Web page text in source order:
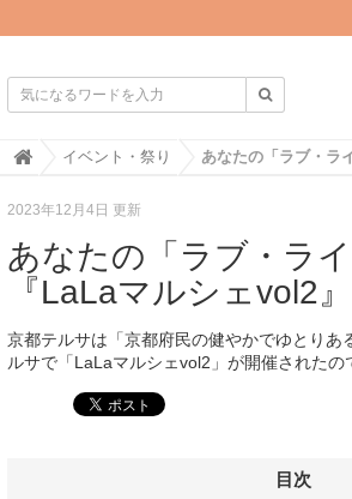
H
e
イベント・祭り
2023年12月4日 更新
あなたの「ラブ・ラ
『LaLaマルシェvol2
京都テルサは「京都府民の健やかでゆとり
ルサで「LaLaマルシェvol2」が開催されたの
目次